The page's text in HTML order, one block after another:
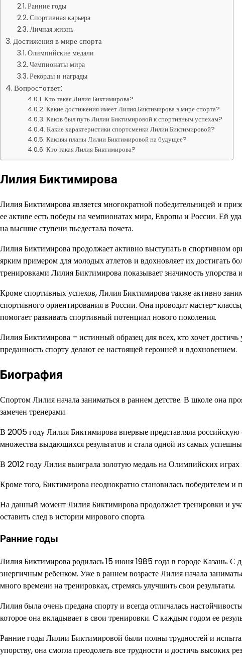
Ранние годы
Спортивная карьера
Личная жизнь
Достижения в мире спорта
Олимпийские медали
Чемпионаты мира
Рекорды и награды
Вопрос-ответ:
Кто такая Лилия Биктимирова?
Какие достижения имеет Лилия Биктимирова в мире спорта?
Каков был путь Лилии Биктимировой к спортивным успехам?
Какие характеристики спортсменки Лилии Биктимировой?
Каковы планы Лилии Биктимировой на будущее?
Кто такая Лилия Биктимирова?
Лилия Биктимирова
Лилия Биктимирова является многократной победительницей и
ее активе есть победы на чемпионатах мира, Европы и России. Ей
на высшие ступени пьедестала почета.
Лилия Биктимирова продолжает активно выступать в спортивном
ярким примером для молодых атлетов и вдохновляет их достигать
тренировками Лилия Биктимирова показывает значимость
Кроме спортивных успехов, Лилия Биктимирова также активно
спортивного ориентирования в России. Она проводит мастер-
помогает развивать спортивный потенциал нового поколения.
Лилия Биктимирова – истинный образец для всех, кто хочет
преданность спорту делают ее настоящей героиней и вдохновением.
Биография
Спортом Лилия начала заниматься в раннем детстве. В школе она
замечен тренерами.
В 2005 году Лилия Биктимирова впервые представляла
множества выдающихся результатов и стала одной из самых
В 2012 году Лилия выиграла золотую медаль на Олимпийских
Кроме того, Биктимирова неоднократно становилась победителем
На данный момент Лилия Биктимирова продолжает тренировки и
оставить след в истории мирового спорта.
Ранние годы
Лилия Биктимирова родилась 15 июня 1985 года в городе Казань. С
энергичным ребенком. Уже в раннем возрасте Лилия начала
много времени на тренировках, стремясь улучшить свои результаты.
Лилия была очень предана спорту и всегда отличалась
которое она вкладывает в свои тренировки. С каждым годом ее
Ранние годы Лилии Биктимировой были полны трудностей и
упорству, она смогла преодолеть все трудности и достичь высоких